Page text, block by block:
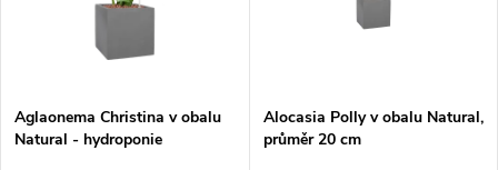
p
s
Aglaonema Christina v obalu
Natural - hydroponie
Alocasia Polly v obalu Natural,
průměr 20 cm